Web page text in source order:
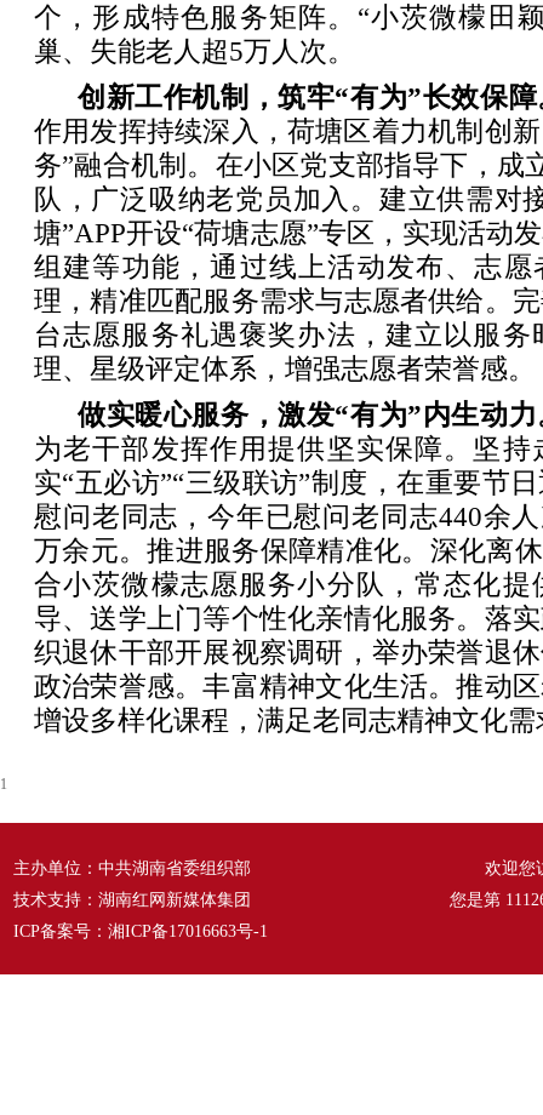
个，形成特色服务矩阵。“小茨微檬田
巢、失能老人超5万人次。
创新工作机制，筑牢“有为”长效保
作用发挥持续深入，荷塘区着力机制创
务”融合机制。在小区党支部指导下，成
队，广泛吸纳老党员加入。建立供需对
塘”APP开设“荷塘志愿”专区，实现活动
组建等功能，通过线上活动发布、志愿
理，精准匹配服务需求与志愿者供给。
台志愿服务礼遇褒奖办法，建立以服
理、星级评定体系，增强志愿者荣誉感。
做实暖心服务，激发“有为”内生动
为老干部发挥作用提供坚实保障。坚持
实“五必访”“三级联访”制度，在重要节
慰问老同志，今年已慰问老同志440余
万余元。推进服务保障精准化。深化离
合小茨微檬志愿服务小分队，常态化提
导、送学上门等个性化亲情化服务。落
织退休干部开展视察调研，举办荣誉退
政治荣誉感。丰富精神文化生活。推动
增设多样化课程，满足老同志精神文化需
1
主办单位：中共湖南省委组织部
技术支持：湖南红网新媒体集团
ICP备案号： 湘ICP备17016663号-1
欢迎您
您是第